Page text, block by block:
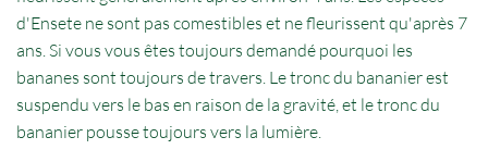
d'Ensete ne sont pas comestibles et ne fleurissent qu'après 7
ans. Si vous vous êtes toujours demandé pourquoi les
bananes sont toujours de travers. Le tronc du bananier est
suspendu vers le bas en raison de la gravité, et le tronc du
bananier pousse toujours vers la lumière.